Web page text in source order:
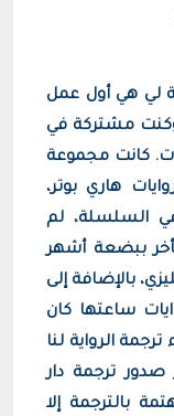
لي هي أول عمل
وكنت مشتركة في
كانت مجموعة
هاري بوتر،
السلسلة، لم
ببضعة أشهر
بالإضافة إلى
ساعتها كان
الرواية لنا
صدور ترجمة دار
بالترجمة إلا